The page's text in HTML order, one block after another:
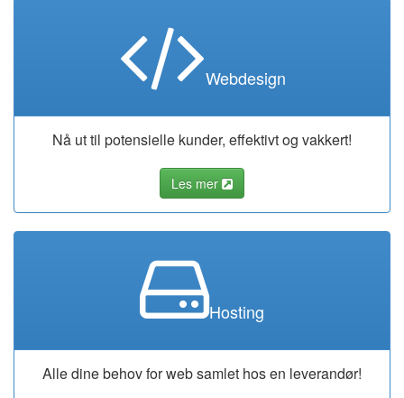
Webdesign
Nå ut til potensielle kunder, effektivt og vakkert!
Les mer
Hosting
Alle dine behov for web samlet hos en leverandør!